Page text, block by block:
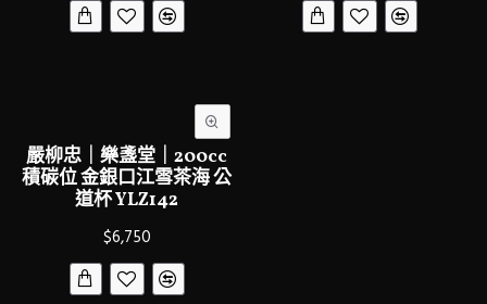
嚴柳忠｜樂盞堂｜200cc
積碳位 金銀口江雪茶海 公
道杯 YLZ142
$6,750